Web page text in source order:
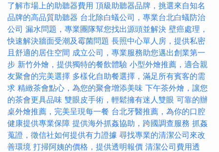
了解市場上的助聽器費用 頂級助聽器品牌，挑選來自知名
品牌的高品質助聽器 台北除白蟻公司，專業台北白蟻防治
公司 漏水問題，專業團隊幫您找出源頭並解決 壁癌處理，
快速解決牆面受潮及霉菌問題 長照中心單人房，提供私密
且舒適的居住空間 成立公司，專業服務助您邁出創業第一
步 新竹外燴，提供獨特的餐飲體驗 小型外燴推薦，適合親
友聚會的完美選擇 多樣化自助餐選擇，滿足所有賓客的需
求 精緻茶會點心，為您的聚會增添美味 下午茶外燴，讓您
的茶會更具品味 雙眼皮手術，輕鬆擁有迷人雙眼 可靠的辦
桌外燴推薦，完美呈現每一餐 台北牙醫推薦，為你的口腔
健康提供專業保障 提供海外抓姦協助，跨國調查服務 抓姦
蒐證，徵信社如何提供有力證據 尋找專業的清潔公司來改
善環境 打掃阿姨的價格，提供透明報價 清潔公司費用透